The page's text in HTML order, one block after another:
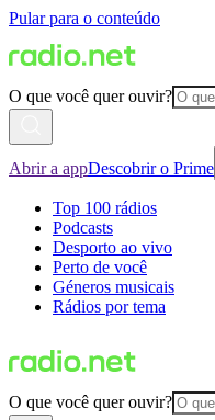
Pular para o conteúdo
O que você quer ouvir?
Abrir a appDescobrir o Prime
Top 100 rádios
Podcasts
Desporto ao vivo
Perto de você
Géneros musicais
Rádios por tema
O que você quer ouvir?